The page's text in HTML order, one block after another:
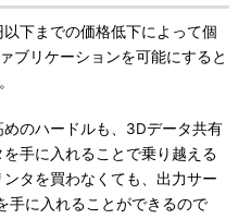
下までの価格低下によって個
ブリケーションを可能にすると
のハードルも、3Dデータ共有
手に入れることで乗り越える
タを買わなくても、出力サー
手に入れることができるので